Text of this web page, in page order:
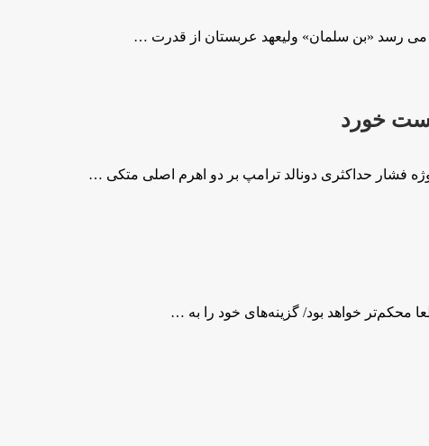
می رسد «بن سلمان» ولیعهد عربستان از قدرت …
خورد
محکم‌تر خواهد بود/ گزینه‌های خود را به …